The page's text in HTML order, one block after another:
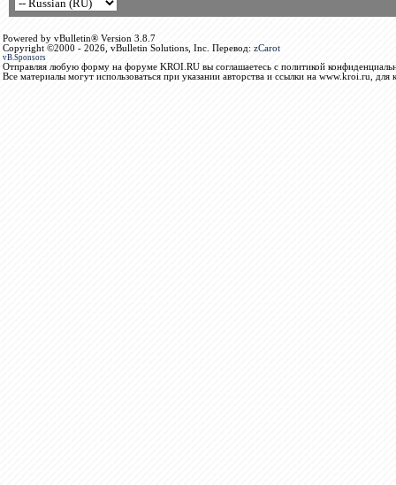
Powered by vBulletin® Version 3.8.7
Copyright ©2000 - 2026, vBulletin Solutions, Inc. Перевод: zCarot
vB.Sponsors
Отправляя любую форму на форуме KROI.RU вы соглашаетесь с политикой
Все материалы могут использоваться при указании авторства и ссылки на www.kroi.ru, для